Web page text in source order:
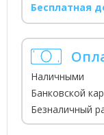
Бесплатная
Наличными
Банковской
Безналичный